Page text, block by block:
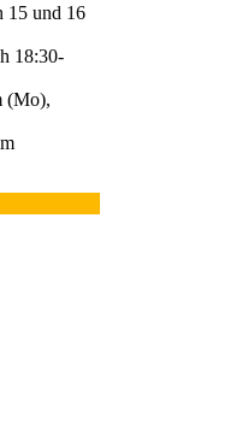
15 und 16
18:30-
(Mo),